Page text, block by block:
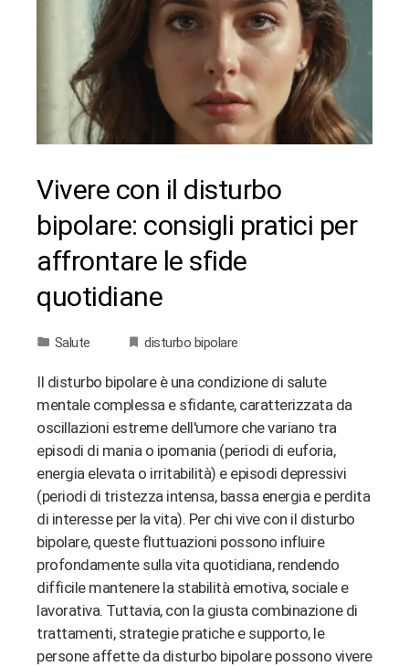
Vivere con il disturbo
bipolare: consigli pratici per
affrontare le sfide
quotidiane
Salute disturbo bipolare
Il disturbo bipolare è una condizione di salute
mentale complessa e sfidante, caratterizzata da
oscillazioni estreme dell'umore che variano tra
episodi di mania o ipomania (periodi di euforia,
energia elevata o irritabilità) e episodi depressivi
(periodi di tristezza intensa, bassa energia e perdita
di interesse per la vita). Per chi vive con il disturbo
bipolare, queste fluttuazioni possono influire
profondamente sulla vita quotidiana, rendendo
difficile mantenere la stabilità emotiva, sociale e
lavorativa. Tuttavia, con la giusta combinazione di
trattamenti, strategie pratiche e supporto, le
persone affette da disturbo bipolare possono vivere